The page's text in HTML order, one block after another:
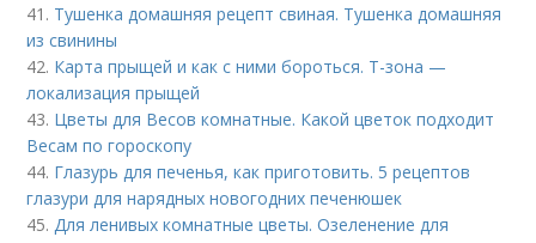
41. Тушенка домашняя рецепт свиная. Тушенка домашняя
из свинины
42. Карта прыщей и как с ними бороться. Т-зона —
локализация прыщей
43. Цветы для Весов комнатные. Какой цветок подходит
Весам по гороскопу
44. Глазурь для печенья, как приготовить. 5 рецептов
глазури для нарядных новогодних печенюшек
45. Для ленивых комнатные цветы. Озеленение для